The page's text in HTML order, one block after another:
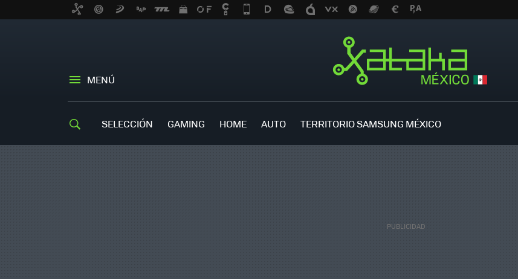
MENÚ
SELECCIÓN GAMING HOME AUTO TERRITORIO SAMSUNG MÉXICO